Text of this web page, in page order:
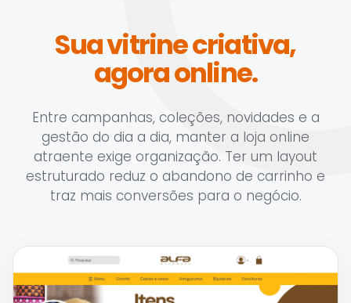
Sua vitrine criativa,
agora online.
Entre campanhas, coleções, novidades e a
gestão do dia a dia, manter a loja online
atraente exige organização. Ter um layout
estruturado reduz o abandono de carrinho e
traz mais conversões para o negócio.